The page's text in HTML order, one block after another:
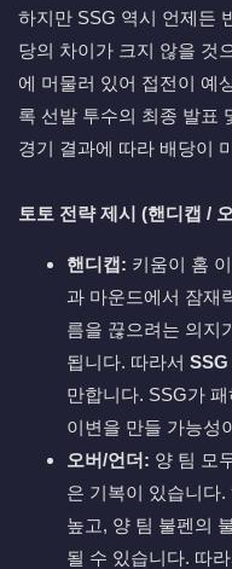
하지만 SSG 역시 언제든
당의 차이가 크지 않을 것
에 머물러 있어 접전이 예
록 선발 투수의 최종 발표
경기 결과에 따라 배당이
토토 전략 제시 (핸디캡 /
핸디캡: 키움이 홈
과 마운드에서 잠재
름을 끊으려는 의지
됩니다. 따라서 SSG
만합니다. SSG가
이변을 만들 가능성
오버/언더: 양 팀 모
은 기복이 있습니다
높고, 양 팀 불펜의
될 수 있습니다. 따